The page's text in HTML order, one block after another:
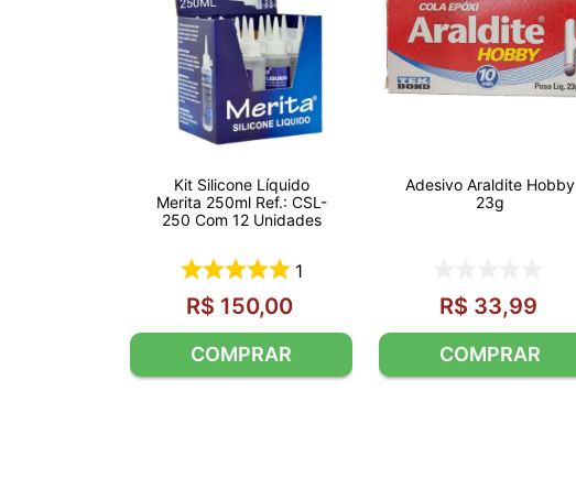
Kit Silicone Líquido
Merita 250ml Ref.: CSL-
250 Com 12 Unidades
1
R$ 150,00
COMPRAR
Adesivo Araldite Hobby
23g
R$ 33,99
COMPRAR